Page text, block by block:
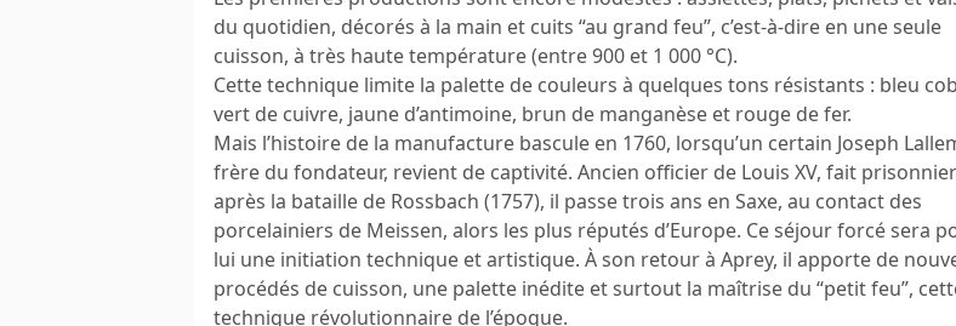
du quotidien, décorés à la main et cuits “au grand feu”, c’est-à-dire en une seule
cuisson, à très haute température (entre 900 et 1 000 °C).
Cette technique limite la palette de couleurs à quelques tons résistants : bleu
vert de cuivre, jaune d’antimoine, brun de manganèse et rouge de fer.
Mais l’histoire de la manufacture bascule en 1760, lorsqu’un certain Joseph
frère du fondateur, revient de captivité. Ancien officier de Louis XV, fait prisonnier
après la bataille de Rossbach (1757), il passe trois ans en Saxe, au contact des
porcelainiers de Meissen, alors les plus réputés d’Europe. Ce séjour forcé sera
lui une initiation technique et artistique. À son retour à Aprey, il apporte de
procédés de cuisson, une palette inédite et surtout la maîtrise du “petit feu”,
technique révolutionnaire de l’époque.